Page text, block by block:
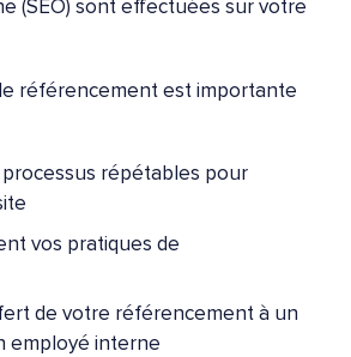
(SEO) sont effectuées sur votre
référencement est importante
répétables pour
vos pratiques de
de votre référencement à un
employé interne